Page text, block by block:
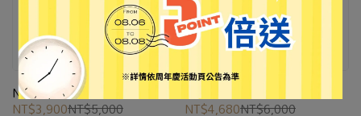
【CARL】強力雙孔打孔機
NO.122N (約165張)
NT$3,900NT$5,000
【CARL】強力雙孔打洞機
NO.120N (約160張)
NT$4,680NT$6,000